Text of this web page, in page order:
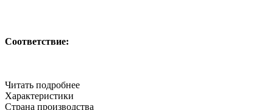
Соответствие:
Читать подробнее
Характеристики
Страна производства